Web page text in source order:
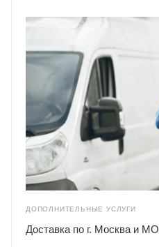
ДОПОЛНИТЕЛЬНЫЕ УСЛУГИ
Доставка по г. Москва и МО